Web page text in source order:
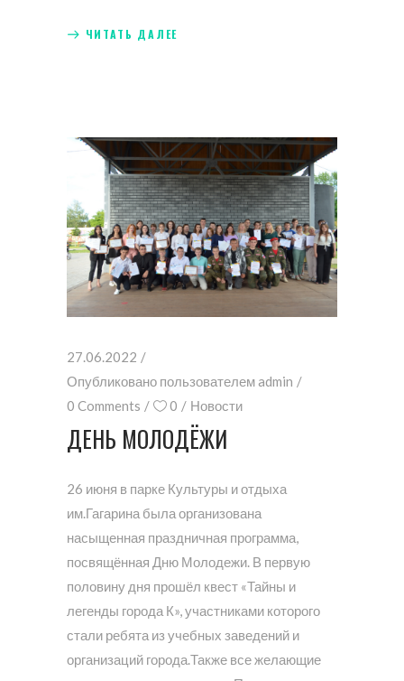
ЧИТАТЬ ДАЛЕЕ
27.06.2022
Опубликовано пользователемadmin
0 Comments
0 Новости
ДЕНЬ МОЛОДЁЖИ
26 июня в парке Культуры и отдыха
им.Гагарина была организована
насыщенная праздничная программа,
посвящённая Дню Молодежи. В первую
половину дня прошёл квест «Тайны и
легенды города К», участниками которого
стали ребята из учебных заведений и
организаций города.Также все желающие